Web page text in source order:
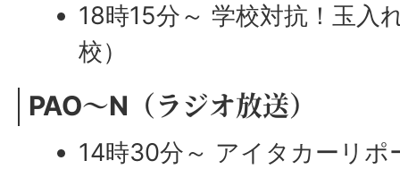
18時15分～ 学校対抗！玉入
校）
PAO～N（ラジオ放送）
14時30分～ アイタカーリポ